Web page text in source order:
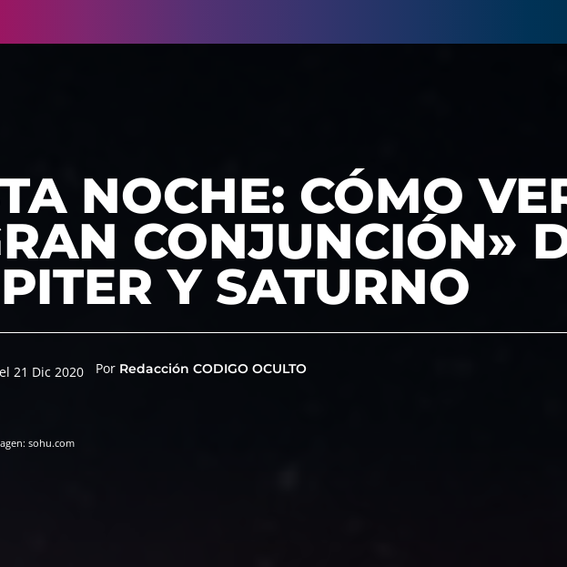
NOCHE: CÓMO
CONJUNCIÓN»
Y SATURNO
21 Dic 2020 Por Redacción CODIGO OCULTO
sohu.com